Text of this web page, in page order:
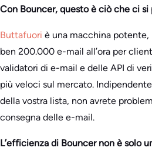
Con Bouncer, questo è ciò che ci si
Buttafuori è una macchina potente,
ben 200.000 e-mail all’ora per
validatori di e-mail e delle API di
più veloci sul mercato.
della vostra lista, non avrete
consegna delle e-mail.
L’efficienza di Bouncer non è solo